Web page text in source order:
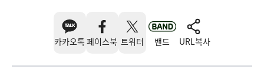
카카오톡 페이스북 트위터 밴드 URL복사